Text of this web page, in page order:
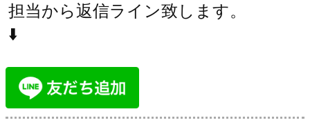
担当から返信ライン致します。
⬇️